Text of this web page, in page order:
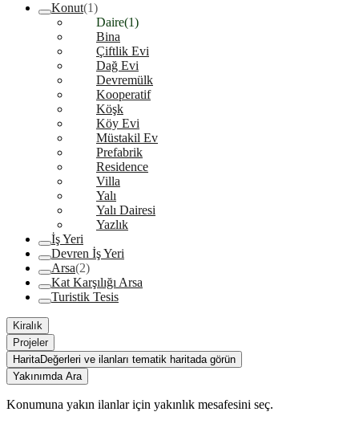
Konut(1)
Daire(1)
Bina
Çiftlik Evi
Dağ Evi
Devremülk
Kooperatif
Köşk
Köy Evi
Müstakil Ev
Prefabrik
Residence
Villa
Yalı
Yalı Dairesi
Yazlık
İş Yeri
Devren İş Yeri
Arsa(2)
Kat Karşılığı Arsa
Turistik Tesis
Kiralık
Projeler
HaritaDeğerleri ve ilanları tematik haritada görün
Yakınımda Ara
Konumuna yakın ilanlar için yakınlık mesafesini seç.